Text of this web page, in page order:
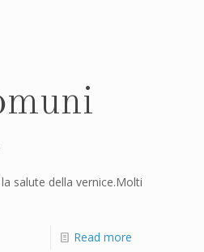
salute della vernice.Molti
Read more